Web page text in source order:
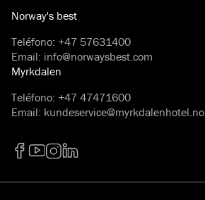
Norway's best
Teléfono: +47 57631400
Email: info@norwaysbest.com
Myrkdalen
Teléfono: +47 47471600
Email: kundeservice@myrkdalenhotel.no